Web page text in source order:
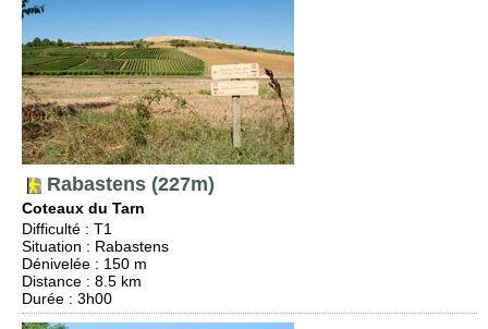
Rabastens (227m)
Coteaux du Tarn
Difficulté : T1
Situation : Rabastens
Dénivelée : 150 m
Distance : 8.5 km
Durée : 3h00